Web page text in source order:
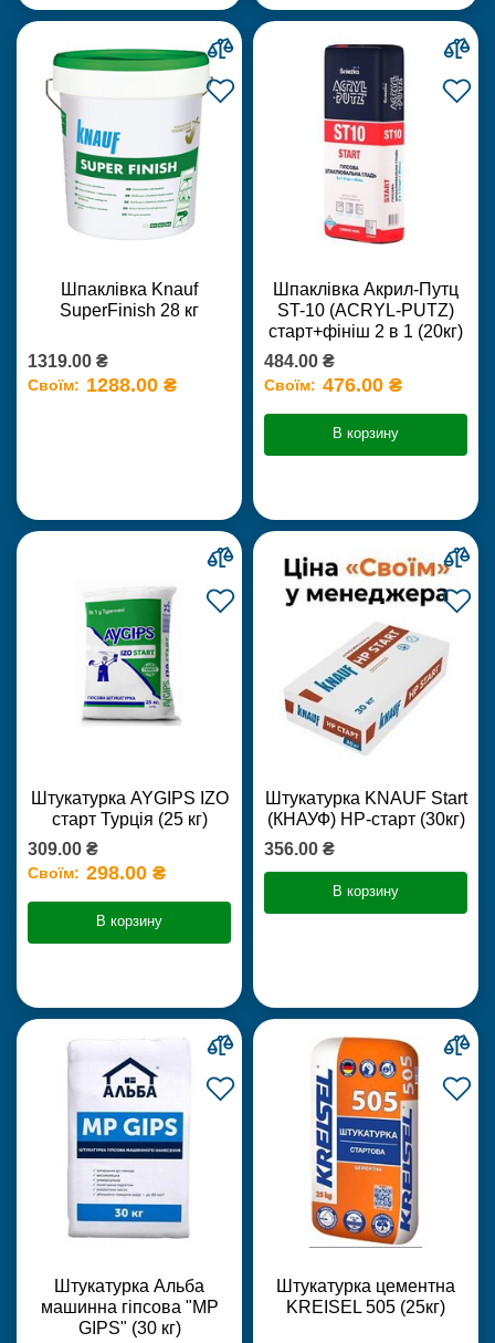
Шпаклівка Knauf
SuperFinish 28 кг
1319.00 ₴
Своїм: 1288.00 ₴
Шпаклівка Акрил-Путц
ST-10 (ACRYL-PUTZ)
старт+фініш 2 в 1 (20кг)
484.00 ₴
Своїм: 476.00 ₴
В корзину
Штукатурка AYGIPS IZO
старт Турція (25 кг)
309.00 ₴
Своїм: 298.00 ₴
В корзину
Штукатурка KNAUF Start
(КНАУФ) НР-старт (30кг)
356.00 ₴
В корзину
Штукатурка Альба
машинна гіпсова "MP
GIPS" (30 кг)
Штукатурка цементна
KREISEL 505 (25кг)